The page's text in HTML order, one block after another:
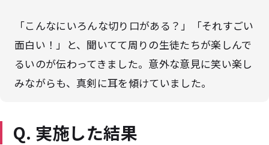
「こんなにいろんな切り口がある？」「それすごい
面白い！」と、聞いてて周りの生徒たちが楽しんで
るいのが伝わってきました。意外な意見に笑い楽し
みながらも、真剣に耳を傾けていました。
Q. 実施した結果